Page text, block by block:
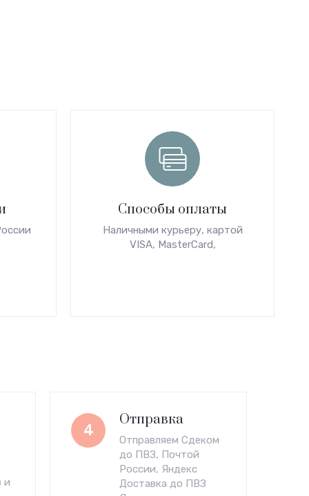
Способы оплаты
Наличными курьеру, картой
VISA, MasterCard,
и
4
Отправка
Отправляем Сдеком
до ПВЗ, Почтой
России, Яндекс
Доставка до ПВЗ